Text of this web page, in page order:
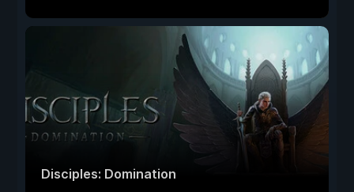
Disciples: Domination